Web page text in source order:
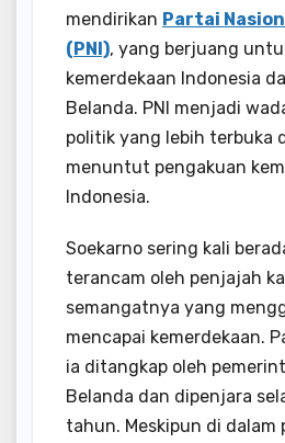
mendirikan Partai
(PNI), yang berjuang
kemerdekaan Indonesia
Belanda. PNI menjadi
politik yang lebih terbuka
menuntut pengakuan
Indonesia.
Soekarno sering kali
terancam oleh penjajah
semangatnya yang
mencapai kemerdekaan.
ia ditangkap oleh
Belanda dan dipenjara
tahun. Meskipun di dalam